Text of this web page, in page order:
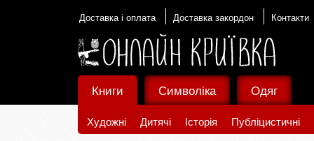
Доставка і оплата Доставка закордон Контакти
Книги
Художні Дитячі Історія Публіцистичні
Символіка Одяг